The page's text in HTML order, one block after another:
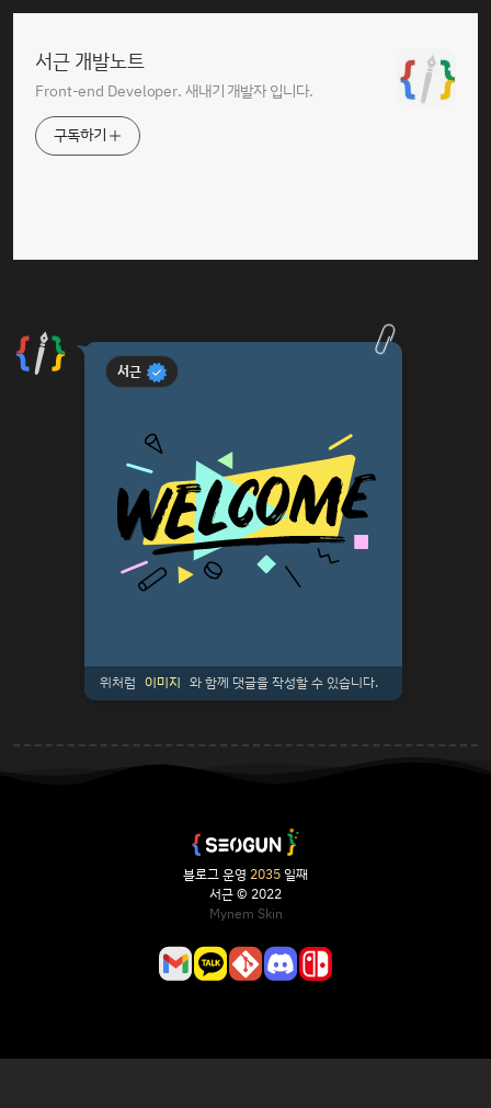
서근 개발노트
Front-end Developer. 새내기 개발자 입니다.
구독하기
서근
위처럼 이미지 와 함께 댓글을 작성할 수 있습니다.
블로그 운영 2035일째
서근 © 2022
Mynem Skin